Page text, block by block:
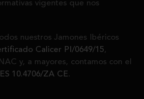
vigentes que nos
nuestros Jamones Ibéricos
Calicer PI/0649/15,
y, a mayores, contamos con el
10.4706/ZA CE.